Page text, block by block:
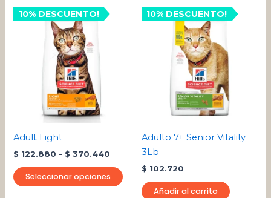
10% DESCUENTO!
Adult Light
$ 122.880 - $ 370.440
Rango
Seleccionar opciones
la
página
10% DESCUENTO!
Adulto 7+ Senior Vitality
3Lb
$ 102.720
Añadir al carrito